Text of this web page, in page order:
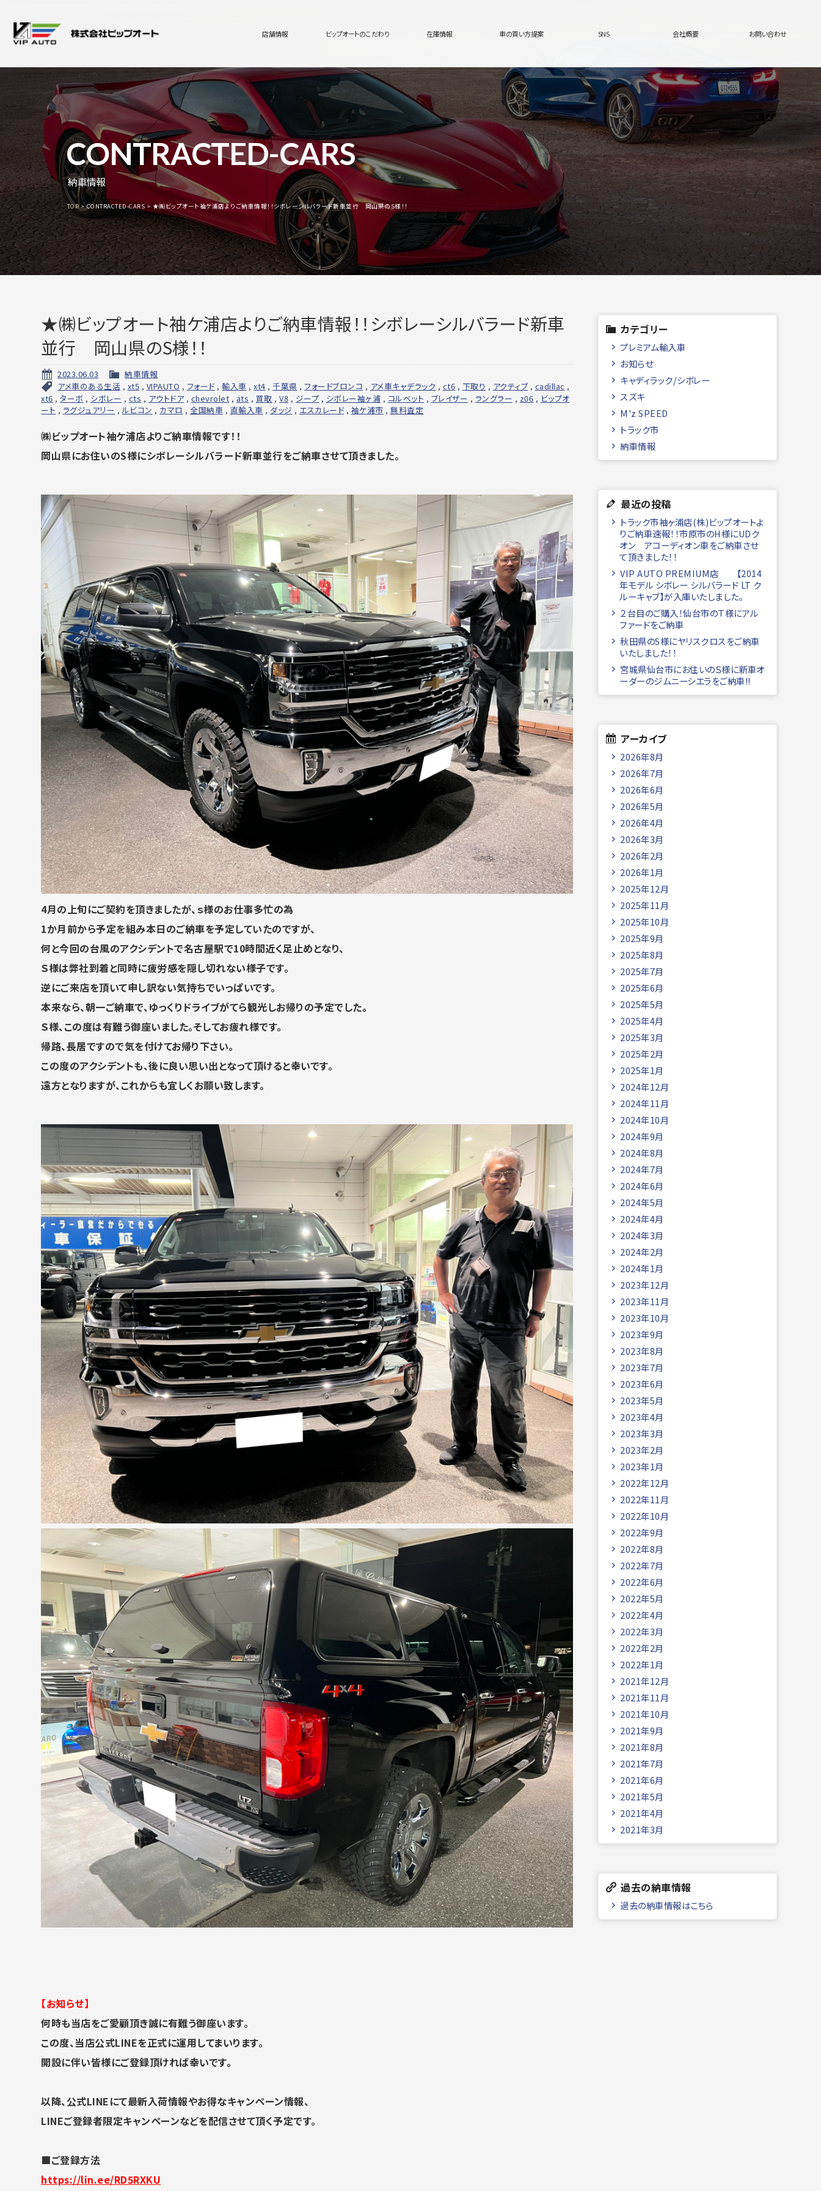
店舗情報 ビップオートのこだわり 在庫情報 車の買い方提案 SNS 会社概要 お問い合わせ
CONTRACTED-CARS
納車情報
TOP CONTRACTED-CARS ★㈱ビップオート袖ケ浦店よりご納車情報！！シボレーシルバラード新車並行 岡山県のS様！！
★㈱ビップオート袖ケ浦店よりご納車情報！！シボレーシルバラード新車
並行 岡山県のS様！！
2023.06.03
納車情報
アメ車のある生活 , xt5 , VIPAUTO , フォード ,輸入車 ,xt4 ,千葉県 ,フォードブロンコ , アメ車キャデラック , ct6 , 下取り , アクティブ, cadillac ,
xt6 ,ターボ , シボレー , cts , アウトドア , chevrolet , ats , 買取 ,V8 , ジープ , シボレー袖ヶ浦 , コルベット , ブレイザー , ラングラー , z06 , ビップオ
ート , ラグジュアリー , ルビコン , カマロ ,全国納車 , 直輸入車 , ダッジ , エスカレード , 袖ケ浦市 ,無料査定
㈱ビップオート袖ケ浦店よりご納車情報です！！
岡山県にお住いのS様にシボレーシルバラード新車並行をご納車させて頂きました。
4月の上旬にご契約を頂きましたが、 ｓ様のお仕事多忙の為
1か月前から予定を組み本日のご納車を予定していたのですが、
何と今回の台風のアクシデントで名古屋駅で10時間近く足止めとなり、
Ｓ様は弊社到着と同時に疲労感を隠し切れない様子です。
逆にご来店を頂いて申し訳ない気持ちでいっぱいです。
本来なら、朝一ご納車で、 ゆっくりドライブがてら観光しお帰りの予定でした。
Ｓ様、 この度は有難う御座いました。そしてお疲れ様です。
帰路、長居ですので気を付けてお帰り下さい。
この度のアクシデントも、後に良い思い出となって頂けると幸いです。
遠方となりますが、これからも宜しくお願い致します。
【お知らせ】
何時も当店をご愛顧頂き誠に有難う御座います。
この度、当店公式LINEを正式に運用してまいります。
開設に伴い皆様にご登録頂ければ幸いです。
以降、公式LINEにて最新入荷情報やお得なキャンペーン情報、
LINEご登録者限定キャンペーンなどを配信させて頂く予定です。
■ご登録方法
https://lin.ee/RD5RXKU
カテゴリー
プレミアム輸入車
お知らせ
キャディラック/シボレー
スズキ
M'z SPEED
トラック市
納車情報
最近の投稿
トラック市袖ヶ浦店(株)ビップオートよ
りご納車速報！！市原市のH様にUDク
オン アコーディオン車をご納車させ
て頂きました！！
VIP AUTO PREMIUM店 【2014
年モデル シボレー シルバラード LT ク
ルーキャブ】が入庫いたしました。
２台目のご購入！仙台市のＴ様にアル
ファードをご納車
秋田県のS様にヤリスクロスをご納車
いたしました！！
宮城県仙台市にお住いのＳ様に新車オ
ーダーのジムニーシエラをご納車!!
アーカイブ
2026年8月
2026年7月
2026年6月
2026年5月
2026年4月
2026年3月
2026年2月
2026年1月
2025年12月
2025年11月
2025年10月
2025年9月
2025年8月
2025年7月
2025年6月
2025年5月
2025年4月
2025年3月
2025年2月
2025年1月
2024年12月
2024年11月
2024年10月
2024年9月
2024年8月
2024年7月
2024年6月
2024年5月
2024年4月
2024年3月
2024年2月
2024年1月
2023年12月
2023年11月
2023年10月
2023年9月
2023年8月
2023年7月
2023年6月
2023年5月
2023年4月
2023年3月
2023年2月
2023年1月
2022年12月
2022年11月
2022年10月
2022年9月
2022年8月
2022年7月
2022年6月
2022年5月
2022年4月
2022年3月
2022年2月
2022年1月
2021年12月
2021年11月
2021年10月
2021年9月
2021年8月
2021年7月
2021年6月
2021年5月
2021年4月
2021年3月
過去の納車情報
過去の納車情報はこちら